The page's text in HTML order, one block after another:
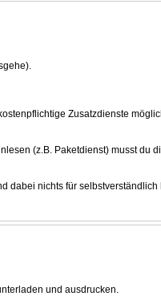
Zusatzdienste
(z.B. Paketdienst) musst
dabei nichts für selbstverständlich
und ausdrucken.